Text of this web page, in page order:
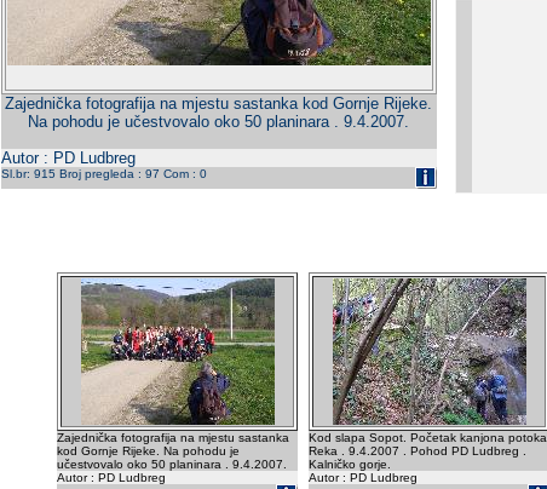
Zajednička fotografija na mjestu sastanka kod Gornje Rijeke.
Na pohodu je učestvovalo oko 50 planinara . 9.4.2007.
Autor : PD Ludbreg
Sl.br: 915 Broj pregleda : 97 Com : 0
Zajednička fotografija na mjestu sastanka
kod Gornje Rijeke. Na pohodu je
učestvovalo oko 50 planinara . 9.4.2007.
Autor : PD Ludbreg
Kod slapa Sopot. Početak kanjona potoka
Reka . 9.4.2007 . Pohod PD Ludbreg .
Kalničko gorje.
Autor : PD Ludbreg